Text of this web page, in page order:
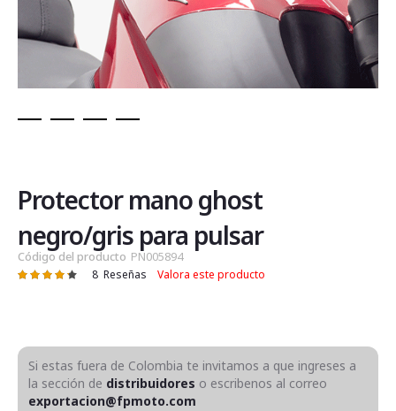
de
la
de
imágenes
Protector mano ghost
negro/gris para pulsar
Código del producto PN005894
Valoración: 8 Reseñas Valora este producto
Si estas fuera de Colombia te invitamos a que ingreses a
la sección de distribuidores o escribenos al correo
exportacion@fpmoto.com